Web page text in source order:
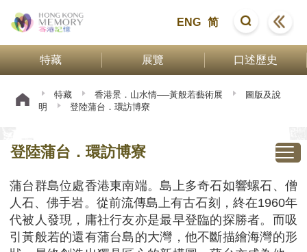
ENG 简
特藏 展覽 口述歷史
特藏 香港景．山水情──黃般若藝術展
圖版及說
明
登陸蒲台．環訪博寮
登陸蒲台．環訪博寮
蒲台群島位處香港東南端。島上多奇石如響螺石、僧
人石、佛手岩。從前流傳島上有古石刻，終在1960年
代被人發現，庸社行友亦是最早登臨的探勝者。而吸
引黃般若的還有蒲台島的大灣，他不斷描繪海灣的形